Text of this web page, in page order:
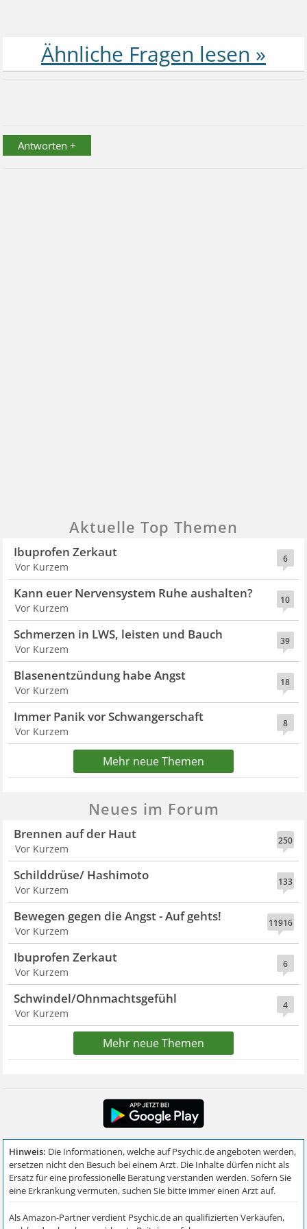
Antworten +
Aktuelle Top Themen
6
Ibuprofen Zerkaut
Vor Kurzem
10
Kann euer Nervensystem Ruhe aushalten?
Vor Kurzem
39
Schmerzen in LWS, leisten und Bauch
Vor Kurzem
18
Blasenentzündung habe Angst
Vor Kurzem
8
Immer Panik vor Schwangerschaft
Vor Kurzem
Mehr neue Themen
Neues im Forum
250
Brennen auf der Haut
Vor Kurzem
133
Schilddrüse/ Hashimoto
Vor Kurzem
11916
Bewegen gegen die Angst - Auf gehts!
Vor Kurzem
6
Ibuprofen Zerkaut
Vor Kurzem
4
Schwindel/Ohnmachtsgefühl
Vor Kurzem
Mehr neue Themen